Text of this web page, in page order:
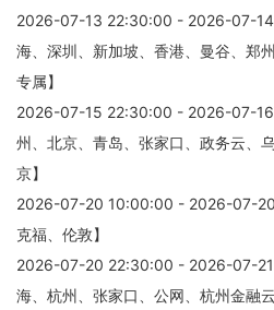
2026-07-13 22:30:00 - 2026-07-
海、深圳、新加坡、香港、曼谷、郑
专属】
2026-07-15 22:30:00 - 2026-07-
州、北京、青岛、张家口、政务云、
京】
2026-07-20 10:00:00 - 2026-07-
克福、伦敦】
2026-07-20 22:30:00 - 2026-07-
海、杭州、张家口、公网、杭州金融